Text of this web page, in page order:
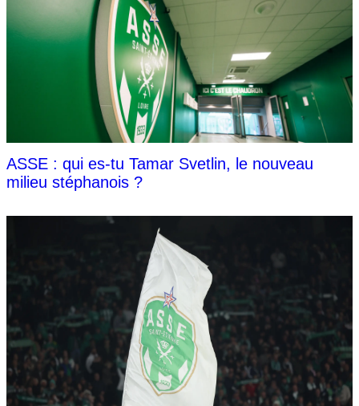
ASSE : qui es-tu Tamar Svetlin, le nouveau
milieu stéphanois ?